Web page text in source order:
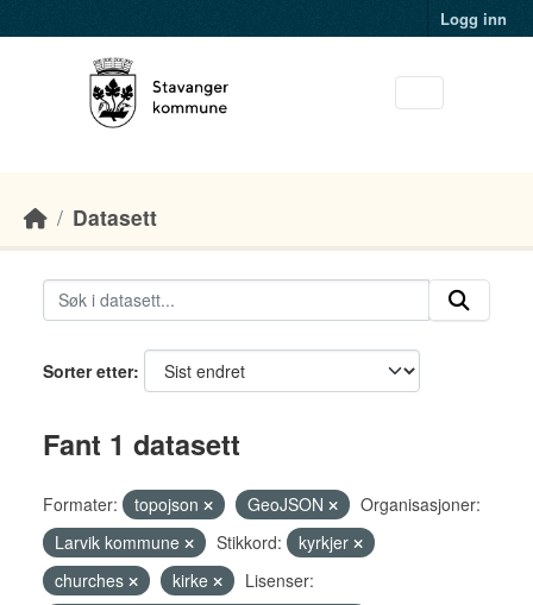
Logg inn
Datasett
Sorter etter
Fant 1 datasett
Formater: topojson GeoJSON
Organisasjoner:
Larvik kommune
Stikkord:
kyrkjer
churches
kirke
Lisenser: